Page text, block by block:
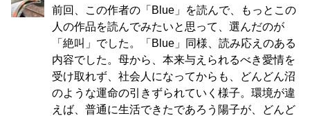
前回、この作者の「Blue」を読んで、もっとこの
人の作品を読んでみたいと思って、選んだのが
「絶叫」でした。「Blue」同様、読み応えのある
内容でした。母から、本来与えられるべき愛情を
受け取れず、社会人になってからも、どんどん沼
のような運命の引きずられていく様子。環境が違
えば、普通に生活できたであろう陽子が、どんど